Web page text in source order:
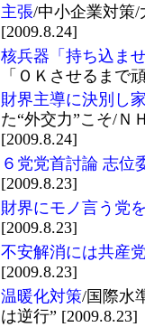
主張/中小企業対策/
[2009.8.24]
核兵器「持ち込ま
「ＯＫさせるまで
財界主導に決別し
た“外交力”こそ/Ｎ
[2009.8.24]
６党党首討論 志位
[2009.8.23]
財界にモノ言う党
[2009.8.23]
不安解消には共産
[2009.8.23]
温暖化対策/国際水
は逆行” [2009.8.23]